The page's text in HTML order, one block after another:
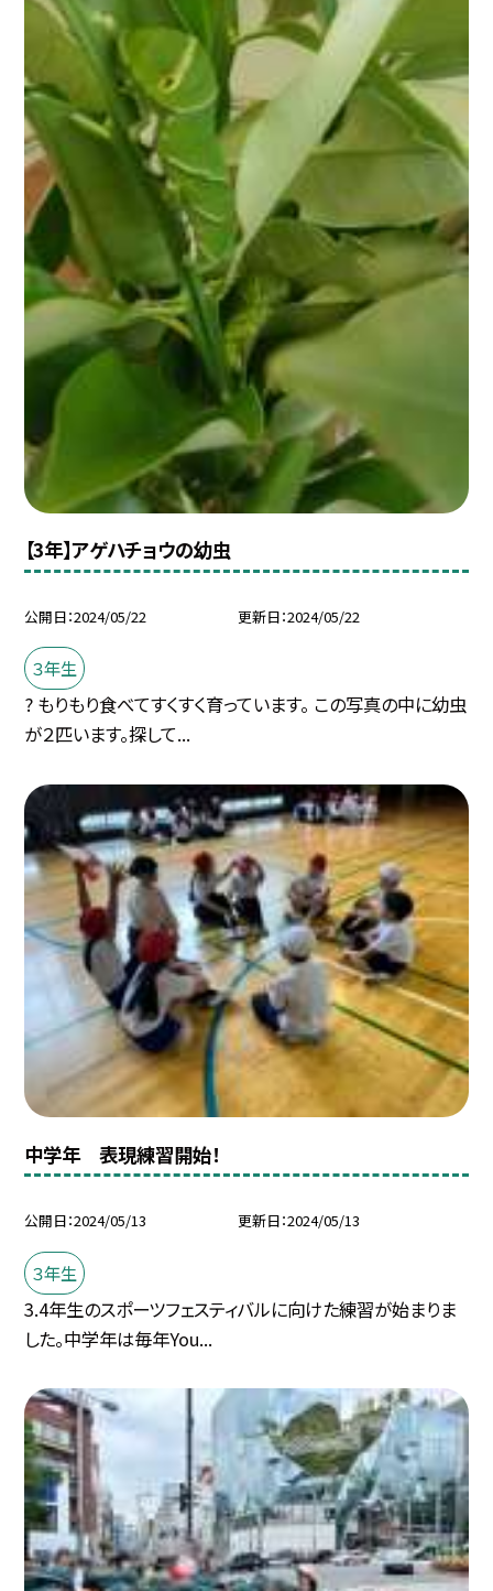
【3年】アゲハチョウの幼虫
公開日 2024/05/22 更新日 2024/05/22
３年生
? もりもり食べてすくすく育っています。 この写真の中に幼虫
が２匹います。探して...
中学年 表現練習開始！
公開日 2024/05/13 更新日 2024/05/13
３年生
3.4年生のスポーツフェスティバルに向けた練習が始まりま
した。中学年は毎年You...